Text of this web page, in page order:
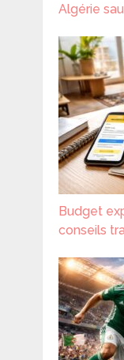
Algérie
Budget
conseils